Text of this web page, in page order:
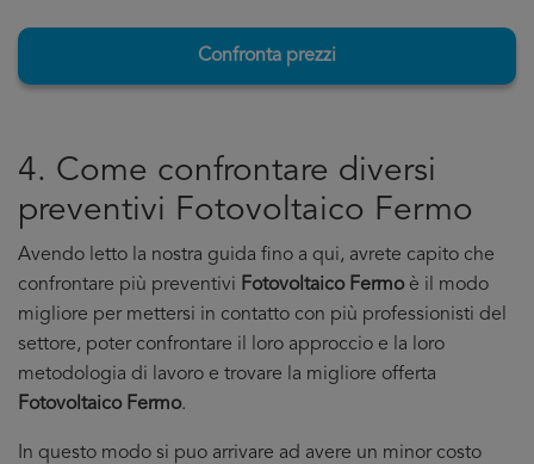
Confronta prezzi
4. Come confrontare diversi
preventivi Fotovoltaico Fermo
Avendo letto la nostra guida fino a qui, avrete capito che
confrontare più preventivi Fotovoltaico Fermoè il modo
migliore per mettersi in contatto con più professionisti del
settore, poter confrontare il loro approccio e la loro
metodologia di lavoro e trovare la migliore offerta
Fotovoltaico Fermo.
In questo modo si puo arrivare ad avere un minor costo